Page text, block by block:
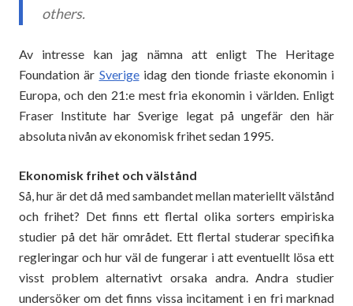
others.
Av intresse kan jag nämna att enligt The Heritage
Foundation är Sverigeidag den tionde friaste ekonomin i
Europa, och den 21:e mest fria ekonomin i världen. Enligt
Fraser Institute har Sverige legat på ungefär den här
absoluta nivån av ekonomisk frihet sedan 1995.
Ekonomisk frihet och välstånd
Så, hur är det då med sambandet mellan materiellt välstånd
och frihet? Det finns ett flertal olika sorters empiriska
studier på det här området. Ett flertal studerar specifika
regleringar och hur väl de fungerar i att eventuellt lösa ett
visst problem alternativt orsaka andra. Andra studier
undersöker om det finns vissa incitament i en fri marknad